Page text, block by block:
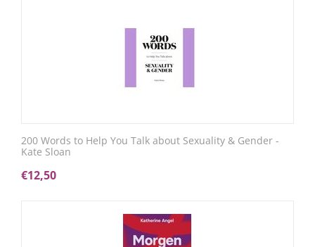
200 Words to Help You Talk about Sexuality & Gender -
Kate Sloan
€12,50